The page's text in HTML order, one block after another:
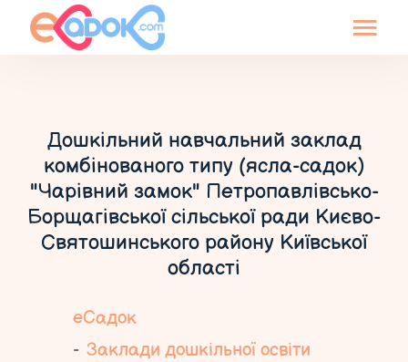
Дошкільний навчальний заклад
комбінованого типу (ясла-садок)
"Чарівний замок" Петропавлівсько-
Борщагівської сільської ради Києво-
Святошинського району Київської
області
еСадок
Заклади дошкільної освіти